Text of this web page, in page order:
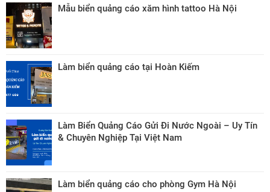
Mẫu biển quảng cáo xăm hình tattoo Hà Nội
Làm biển quảng cáo tại Hoàn Kiếm
Làm Biển Quảng Cáo Gửi Đi Nước Ngoài – Uy Tín
& Chuyên Nghiệp Tại Việt Nam
Làm biển quảng cáo cho phòng Gym Hà Nội